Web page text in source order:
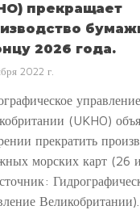
прекращает
2026 года.
2022 г.
управление
(UKHO)
прекратить
морских карт (26
Великобритании).